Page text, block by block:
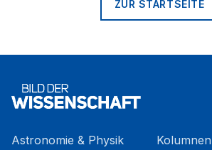
ZUR STARTSEITE
Astronomie & Physik
Kolumnen